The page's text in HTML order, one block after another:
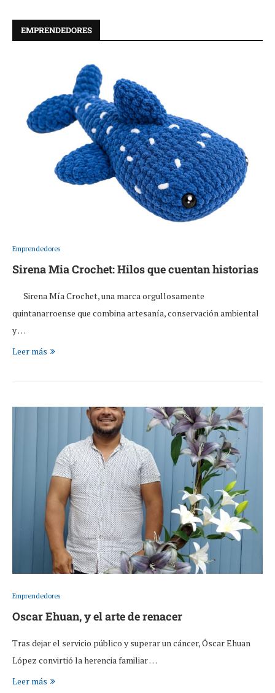
EMPRENDEDORES
Emprendedores
Sirena Mia Crochet: Hilos que cuentan historias
Sirena Mía Crochet, una marca orgullosamente
quintanarroense que combina artesanía, conservación ambiental
y …
Leer más
Emprendedores
Oscar Ehuan, y el arte de renacer
Tras dejar el servicio público y superar un cáncer, Óscar Ehuan
López convirtió la herencia familiar …
Leer más